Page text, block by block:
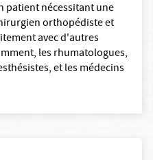
patient nécessitant une
orthopédiste et
avec d'autres
les rhumatologues,
et les médecins